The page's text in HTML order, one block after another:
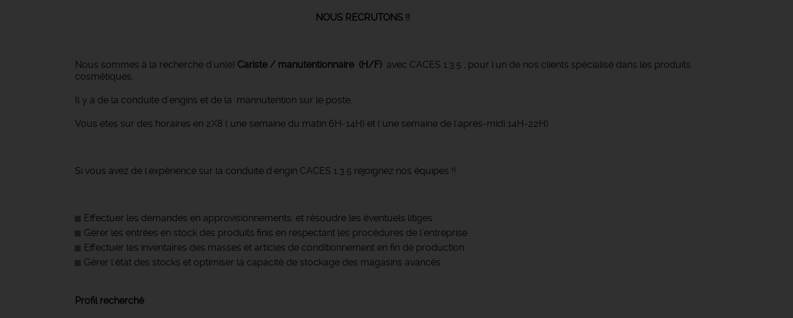
NOUS RECRUTONS !!
Nous sommes à la recherche d'un(e) Cariste / manutentionnaire (H/F) avec CACES 1.3.5 , pour l'un de nos clients spécialisé dans les produits
cosmétiques.
Il y a de la conduite d'engins et de la mannutention sur le poste.
Vous etes sur des horaires en 2X8 ( une semaine du matin 6H-14H) et ( une semaine de l'après-midi 14H-22H)
Si vous avez de l'expérience sur la conduite d'engin CACES 1.3.5 rejoignez nos équipes !!
Effectuer les demandes en approvisionnements, et résoudre les éventuels litiges
Gérer les entrées en stock des produits finis en respectant les procédures de l’entreprise
Effectuer les inventaires des masses et articles de conditionnement en fin de production
Gérer l'état des stocks et optimiser la capacité de stockage des magasins avancés
Profil recherché